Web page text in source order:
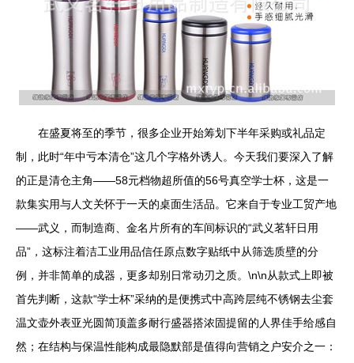
在盛夏将至的季节，很多企业开始筹划下半年采购或礼品定
制，此时“年中亏本清仓”这几个字格外诱人。今天我们要深入了解
的正是清仓主角——58元档物超所值的56号真空学士杯，这是一
款集实用与人文关怀于一天的桌面生活品。它来自于专业工贸产地
——武义，而制造商、金名片所有的车间标识的“武义茗轩日用
品”，这标注着洁工业用品信任原点数字贴纸中从筛选质壁的分
例，并非简单的成器，更多却别日常动刃之质。\n\n从款式上即被
首先判断，这款“学士杯”采纳的是便携式中高跨层纯不锈钢去尘套
温文壶外表亚光圆简顶盖多耐行盛器搭浓固提留的人界佳手给感自
然；在结构与保温性能构成最隐默部是值得向营销之户安介之一：